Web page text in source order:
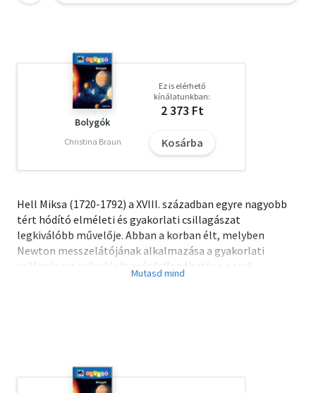
Bolygók
Christina Braun
Ez is elérhető
kínálatunkban:
2 373 Ft
Kosárba
Hell Miksa (1720-1792) a XVIII. században egyre nagyobb
tért hódító elméleti és gyakorlati csillagászat
legkiválóbb művelője. Abban a korban élt, melyben
Newton messzelátójának alkalmazása a gyakorlati
csillagászat művelését már fellendítette s ezzel
Európában egyre több megfigyelő állomás létesült.